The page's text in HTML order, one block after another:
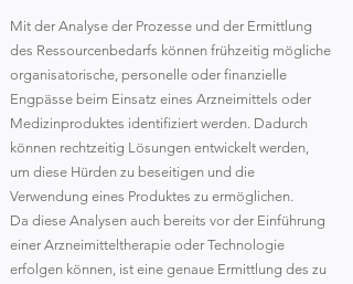
Mit der Analyse der Prozesse und der Ermittlung
des Ressourcenbedarfs können frühzeitig mögliche
organisatorische, personelle oder finanzielle
Engpässe beim Einsatz eines Arzneimittels oder
Medizinproduktes identifiziert werden. Dadurch
können rechtzeitig Lösungen entwickelt werden,
um diese Hürden zu beseitigen und die
Verwendung eines Produktes zu ermöglichen.
Da diese Analysen auch bereits vor der Einführung
einer Arzneimitteltherapie oder Technologie
erfolgen können, ist eine genaue Ermittlung des zu